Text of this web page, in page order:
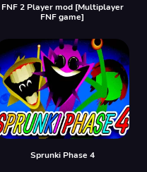
FNF 2 Player mod [Multiplayer
FNF game]
Sprunki Phase 4